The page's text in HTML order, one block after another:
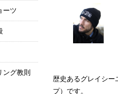
歴史あるグレイシー
プ）です。
ーツ
ング教則